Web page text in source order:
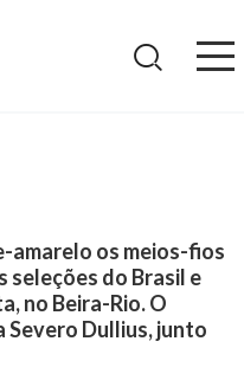
os meios-fios
seleções do Brasil e
no Beira-Rio. O
Severo Dullius, junto